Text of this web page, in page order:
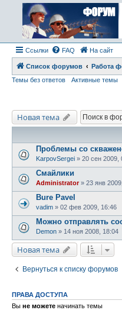
Ссылки FAQ На сайт
Список форумов Работа
Темы без ответов
Активные темы
Новая тема
Проблемы со
KarpovSergei » 20 сен 2009,
Смайлики
Administrator» 23 янв
Bure Pavel
vadim » 02 фев 2009, 16:46
Можно отправлять
Demon » 14 ноя 2008, 18:04
Новая тема
Вернуться к списку форумов
ПРАВА ДОСТУПА
Вы не можете начинать темы